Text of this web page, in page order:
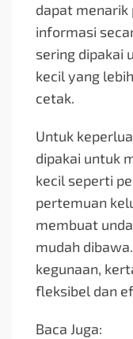
dapat menarik
informasi
sering dipakai
kecil yang
cetak.
Untuk
dipakai untuk
kecil seperti
pertemuan
membuat
mudah
kegunaan,
fleksibel dan
Baca Juga: